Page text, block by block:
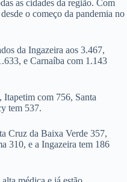
as cidades da região. Com
o começo da pandemia no
da Ingazeira aos 3.467,
e Carnaíba com 1.143
Itapetim com 756, Santa
tem 537.
Cruz da Baixa Verde 357,
310, e a Ingazeira tem 186